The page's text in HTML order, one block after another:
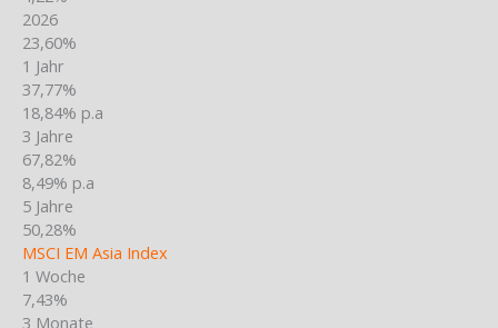
2026
23,60%
1 Jahr
37,77%
18,84% p.a
3 Jahre
67,82%
8,49% p.a
5 Jahre
50,28%
MSCI EM Asia Index
1 Woche
7,43%
3 Monate